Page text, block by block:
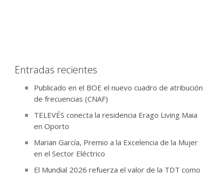
Entradas recientes
Publicado en el BOE el nuevo cuadro de atribución
de frecuencias (CNAF)
TELEVÉS conecta la residencia Erago Living Maia
en Oporto
Marian García, Premio a la Excelencia de la Mujer
en el Sector Eléctrico
El Mundial 2026 refuerza el valor de la TDT como